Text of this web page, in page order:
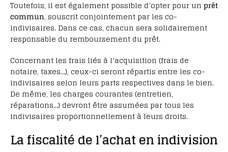
Toutefois, il est également possible d’opter pour un prêt
commun, souscrit conjointement par les co-
indivisaires. Dans ce cas, chacun sera solidairement
responsable du remboursement du prêt.
Concernant les frais liés à l’acquisition (frais de
notaire, taxes…), ceux-ci seront répartis entre les co-
indivisaires selon leurs parts respectives dans le bien.
De même, les charges courantes (entretien,
réparations…) devront être assumées par tous les
indivisaires proportionnellement à leurs droits.
La fiscalité de l’achat en indivision